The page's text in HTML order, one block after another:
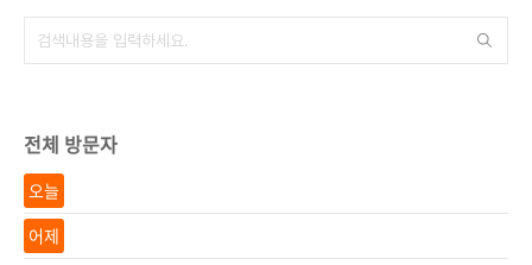
전체 방문자
오늘
어제